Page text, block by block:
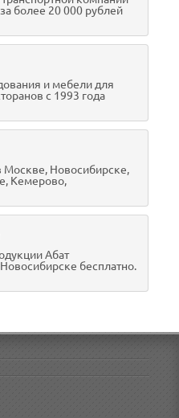
более 20 000 рублей
и мебели для
с 1993 года
Москве, Новосибирске,
Кемерово,
Абат
бесплатно.